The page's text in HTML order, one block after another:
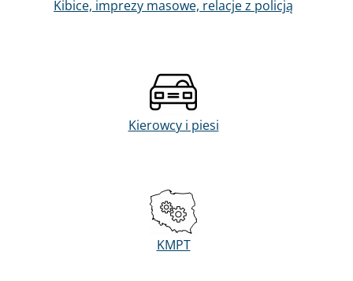
Kibice, imprezy masowe, relacje z policją
Kierowcy i piesi
KMPT